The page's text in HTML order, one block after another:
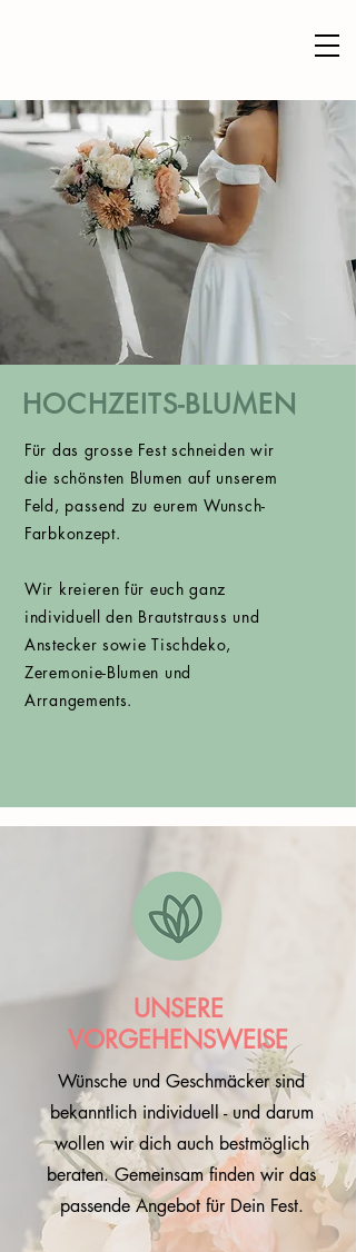
HOCHZEITS-BLUMEN
Für das grosse Fest schneiden wir
die schönsten Blumen auf unserem
Feld, passend zu eurem Wunsch-
Farbkonzept.
Wir kreieren für euch ganz
individuell den Brautstrauss und
Anstecker sowie Tischdeko,
Zeremonie-Blumen und
Arrangements.
UNSERE
VORGEHENSWEISE
Wünsche und Geschmäcker sind
bekanntlich individuell - und darum
wollen wir dich auch bestmöglich
beraten. Gemeinsam finden wir das
passende Angebot für Dein Fest.